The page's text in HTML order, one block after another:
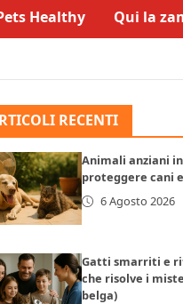
Healthy Qui la
RECENTI
Animali anziani
proteggere cani
6 Agosto 2026
Gatti smarriti e
che risolve i
belga)